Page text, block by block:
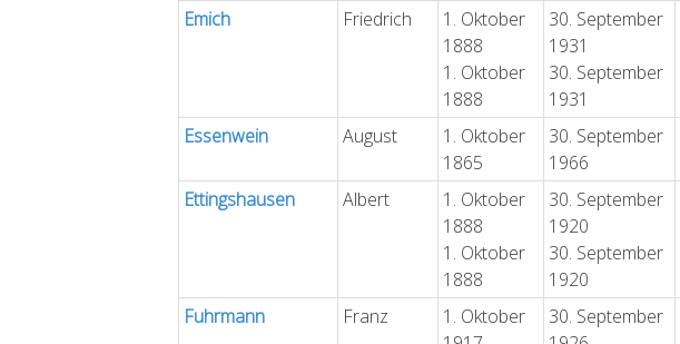
Emich Friedrich
1. Oktober
1888
1. Oktober
1888
30. September
1931
30. September
1931
Essenwein August
1. Oktober
1865
30. September
1966
Ettingshausen Albert
1. Oktober
1888
1. Oktober
1888
30. September
1920
30. September
1920
Fuhrmann Franz
1. Oktober
30. September